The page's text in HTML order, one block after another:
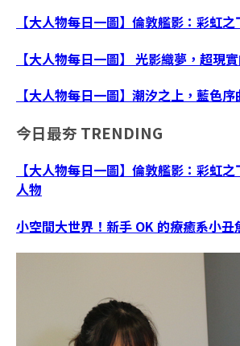
【大人物每日一圖】倫敦艦影：彩虹
【大人物每日一圖】 光影織夢，超現
【大人物每日一圖】潮汐之上，藍色序
今日最夯 TRENDING
【大人物每日一圖】倫敦艦影：彩虹
人物
小空間大世界！新手 OK 的療癒系小丑